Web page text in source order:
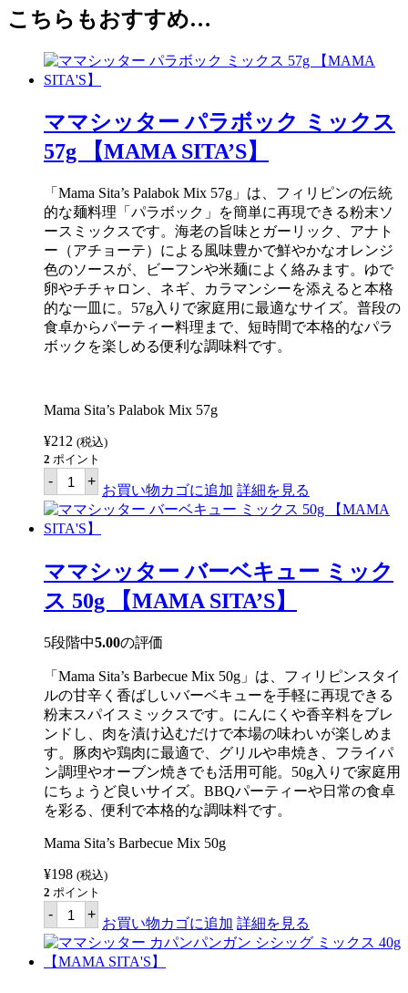
こちらもおすすめ…
ママシッター パラボック ミックス
57g 【MAMA SITA’S】
「Mama Sita’s Palabok Mix 57g」は、フィリピンの伝統
的な麺料理「パラボック」を簡単に再現できる粉末ソ
ースミックスです。海老の旨味とガーリック、アナト
ー（アチョーテ）による風味豊かで鮮やかなオレンジ
色のソースが、ビーフンや米麺によく絡みます。ゆで
卵やチチャロン、ネギ、カラマンシーを添えると本格
的な一皿に。57g入りで家庭用に最適なサイズ。普段の
食卓からパーティー料理まで、短時間で本格的なパラ
ボックを楽しめる便利な調味料です。
Mama Sita’s Palabok Mix 57g
¥212 (税込)
2 ポイント
- マ
マ
シ
ッ
タ
パ
ラ
ボ
ッ
ミ
ッ
ス
57g
【MAMA
SITA'S】
個
+
お買い物カゴに追加 詳細を見る
ママシッター バーベキュー ミック
ス 50g 【MAMA SITA’S】
5段階中5.00の評価
「Mama Sita’s Barbecue Mix 50g」は、フィリピンスタイ
ルの甘辛く香ばしいバーベキューを手軽に再現できる
粉末スパイスミックスです。にんにくや香辛料をブレ
ンドし、肉を漬け込むだけで本場の味わいが楽しめま
す。豚肉や鶏肉に最適で、グリルや串焼き、フライパ
ン調理やオーブン焼きでも活用可能。50g入りで家庭用
にちょうど良いサイズ。BBQパーティーや日常の食卓
を彩る、便利で本格的な調味料です。
Mama Sita’s Barbecue Mix 50g
¥198 (税込)
2 ポイント
- マ
マ
シ
ッ
タ
+
お買い物カゴに追加 詳細を見る